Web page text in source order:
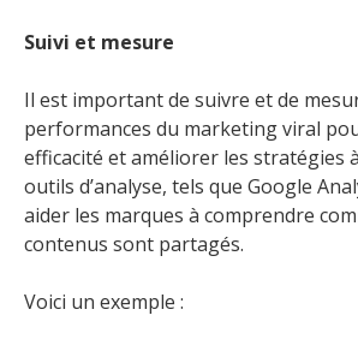
Suivi et mesure
Il est important de suivre et de
performances du marketing viral
efficacité et améliorer les stratégies à
outils d’analyse, tels que Google
aider les marques à comprendre
contenus sont partagés.
Voici un exemple :